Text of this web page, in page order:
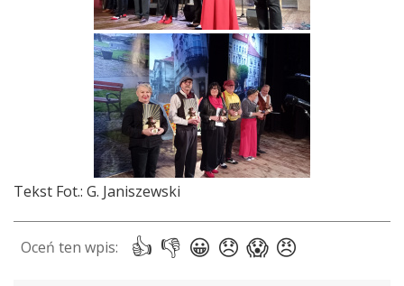
Tekst Fot.: G. Janiszewski